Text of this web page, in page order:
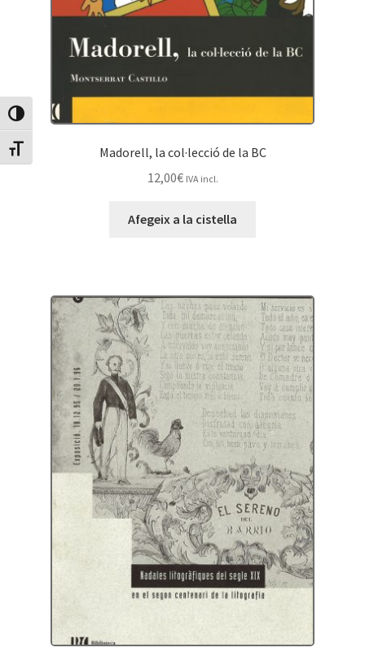
Canvia Alt Contrast
Canvia mida de lletraMadorell, la col·lecció de la BC
12,00€ IVA incl.
Afegeix a la cistella